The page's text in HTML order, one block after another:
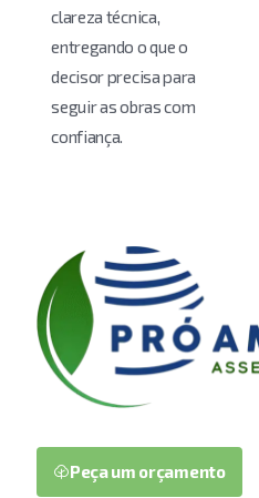
clareza técnica,
entregando o que o
decisor precisa para
seguir as obras com
confiança.
Peça um orçamento